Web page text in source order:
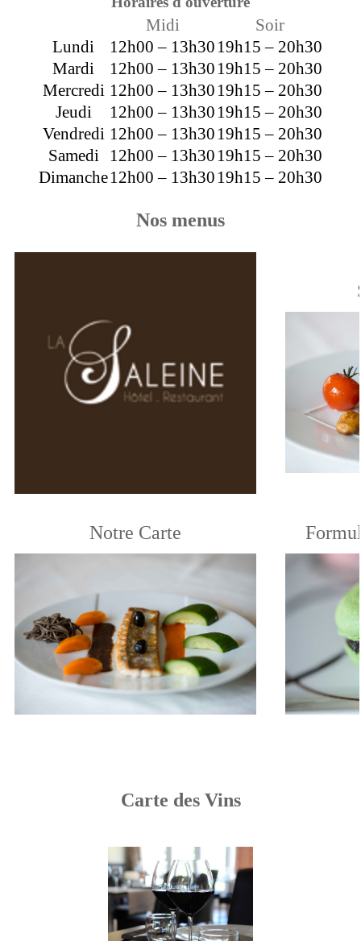
Midi
Soir
Lundi
12h00 – 13h30 19h15 – 20h30
Mardi
12h00 – 13h30 19h15 – 20h30
Mercredi 12h00 – 13h30 19h15 – 20h30
Jeudi
12h00 – 13h30 19h15 – 20h30
Vendredi 12h00 – 13h30 19h15 – 20h30
Samedi
12h00 – 13h30 19h15 – 20h30
Dimanche12h00 – 13h30 19h15 – 20h30
Nos menus
Notre Carte
Carte des Vins